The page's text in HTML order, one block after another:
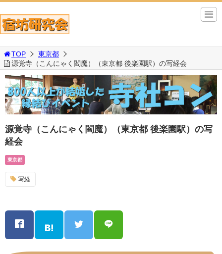
TOP
東京都
源覚寺（こんにゃく閻魔）（東京都 後楽園駅）の写経会
源覚寺（こんにゃく閻魔）（東京都 後楽園駅）の写
経会
東京都
写経